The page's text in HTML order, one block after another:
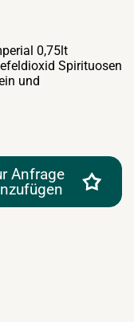
0,75lt
Spirituosen
und
Anfrage